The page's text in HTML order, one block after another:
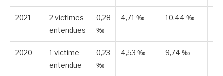
2021
2 victimes
entendues
0,28
‰
4,71 ‰ 10,44 ‰
2020
1 victime
entendue
0,23
‰
4,53 ‰ 9,74 ‰